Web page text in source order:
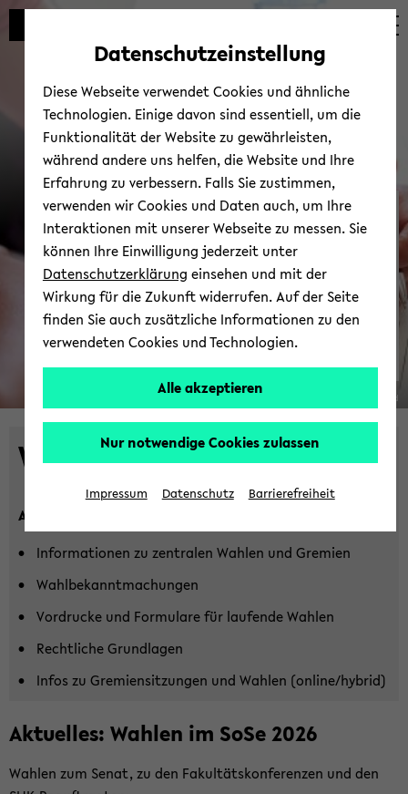
Automatische
vermeiden
zum
wechseln
zum
wechseln
zum
wechseln
De­zer­nat Stu­di­um und
Lehre
© Uni­ver­si­tät Bie­le­feld
Wahl­por­tal
Auf die­ser Seite fin­den sich u.a.:
In­for­ma­tio­nen zu zen­tra­len Wah­len und Gre­mi­en
Wahl­be­kannt­ma­chun­gen
Vor­dru­cke und For­mu­la­re für lau­fen­de Wah­len
Recht­li­che Grund­la­gen
Infos zu Gre­mi­en­sit­zun­gen und Wah­len (on­line/hy­brid)
Ak­tu­el­les: Wah­len im SoSe 2026
Wah­len zum Senat, zu den Fa­kul­täts­kon­fe­ren­zen und den
Datenschutzeinstellung
Diese Webseite verwendet Cookies und ähnliche
Technologien. Einige davon sind essentiell, um die
Funktionalität der Website zu gewährleisten,
während andere uns helfen, die Website und Ihre
Erfahrung zu verbessern. Falls Sie zustimmen,
verwenden wir Cookies und Daten auch, um Ihre
Interaktionen mit unserer Webseite zu messen. Sie
können Ihre Einwilligung jederzeit unter
Datenschutzerklärung einsehen und mit der
Wirkung für die Zukunft widerrufen. Auf der Seite
finden Sie auch zusätzliche Informationen zu den
verwendeten Cookies und Technologien.
Alle akzeptieren
Nur notwendige Cookies zulassen
Impressum Datenschutz Barrierefreiheit